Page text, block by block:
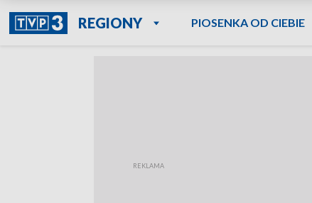
REGIONY PIOSENKA OD CIEBIE